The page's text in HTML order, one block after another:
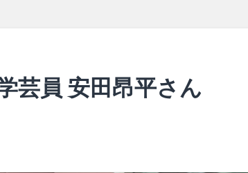
芸員 安田昂平さん